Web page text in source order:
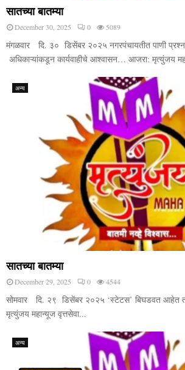
सातच्या बातम्या
December 30, 2025 0 5089
मंगळवार दि. ३० डिसेंबर २०२५ नगरपंचायतीत पाणी
अधिकाऱ्यांकडून कार्यवाहीचे आश्वासन… आजरा: मृत्युंजय
अन्य
सातच्या बातम्या
December 29, 2025 0 4544
सोमवार दि. २९ डिसेंबर २०२५ ‘स्टेटस’ बिघडवत आहेत
मृत्युंजय महान्यूज वृत्तसेवा...
अन्य